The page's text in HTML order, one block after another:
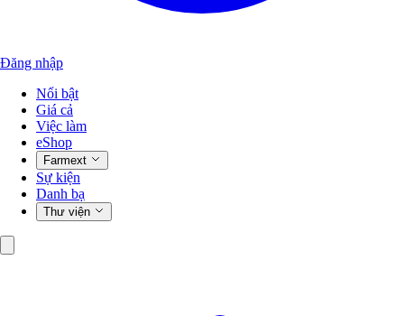
Đăng nhập
Nổi bật
Giá cả
Việc làm
eShop
Farmext
Sự kiện
Danh bạ
Thư viện